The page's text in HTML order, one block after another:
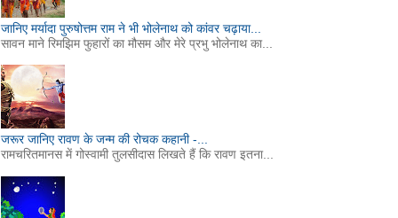
जानिए मर्यादा पुरुषोत्तम राम ने भी भोलेनाथ को कांवर चढ़ाया...
सावन माने रिमझिम फुहारों का मौसम और मेरे प्रभु भोलेनाथ का...
जरूर जानिए रावण के जन्म की रोचक कहानी -...
रामचरितमानस में गोस्वामी तुलसीदास लिखते हैं कि रावण इतना...